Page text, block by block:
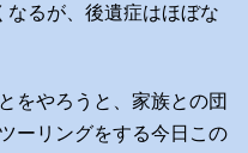
なるが、後遺症はほぼな
をやろうと、家族との団
ーリングをする今日この